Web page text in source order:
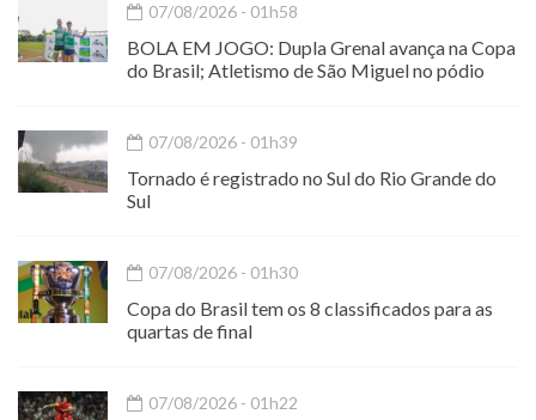
07/08/2026 - 01h58
BOLA EM JOGO: Dupla Grenal avança na Copa
do Brasil; Atletismo de São Miguel no pódio
07/08/2026 - 01h39
Tornado é registrado no Sul do Rio Grande do
Sul
07/08/2026 - 01h30
Copa do Brasil tem os 8 classificados para as
quartas de final
07/08/2026 - 01h22